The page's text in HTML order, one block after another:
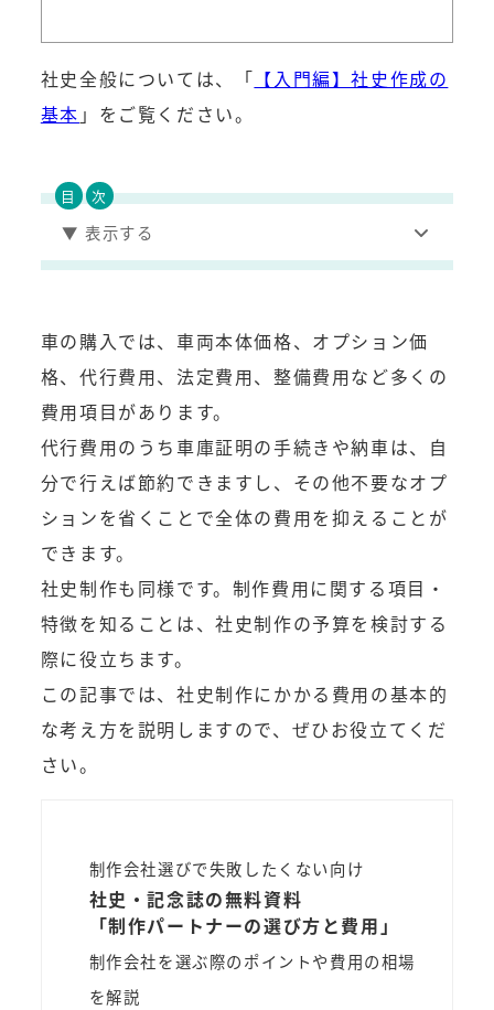
社史全般については、「 【入門編】社史作成の
基本 」をご覧ください。
▼ 表示する
車の購入では、車両本体価格、オプション価
格、代行費用、法定費用、整備費用など多くの
費用項目があります。
代行費用のうち車庫証明の手続きや納車は、自
分で行えば節約できますし、その他不要なオプ
ションを省くことで全体の費用を抑えることが
できます。
社史制作も同様です。制作費用に関する項目・
特徴を知ることは、社史制作の予算を検討する
際に役立ちます。
この記事では、社史制作にかかる費用の基本的
な考え方を説明しますので、ぜひお役立てくだ
さい。
制作会社選びで失敗したくない向け
社史・記念誌の無料資料
「制作パートナーの選び方と費用」
制作会社を選ぶ際のポイントや費用の相場
を解説